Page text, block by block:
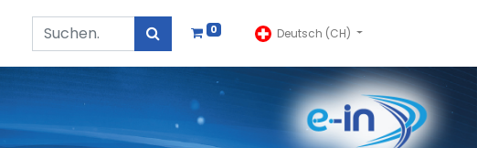
0 Deutsch (CH)